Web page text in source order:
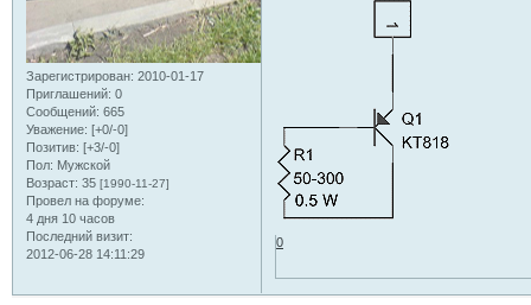
Зарегистрирован: 2010-01-17
Приглашений: 0
Сообщений: 665
Уважение: [+0/-0]
Позитив: [+3/-0]
Пол: Мужской
Возраст: 35 [1990-11-27]
Провел на форуме:
4 дня 10 часов
Последний визит:
2012-06-28 14:11:29
0